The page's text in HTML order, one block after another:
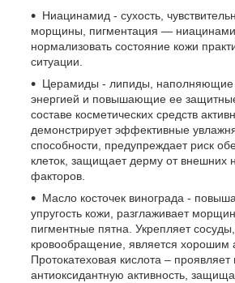
Ниацинамид - сухость,
морщины, пигментация —
нормализовать состояние кожи
ситуации.
Церамиды - липиды, наполняющие
энергией и повышающие ее
составе косметических средств
демонстрирует эффективные
способности, предупреждает риск
клеток, защищает дерму от внешних
факторов.
Масло косточек винограда -
упругость кожи, разглаживает
пигментные пятна. Укрепляет
кровообращение, является хорошим
Протокатеховая кислота ‒ проявляет
антиоксидантную активность,